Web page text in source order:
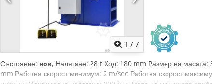
1 /7
Състояние: нов, Налягане: 28 t Ход: 180 mm Размер на
mm Работна скорост минимум: 2 m/sec Работна скорост